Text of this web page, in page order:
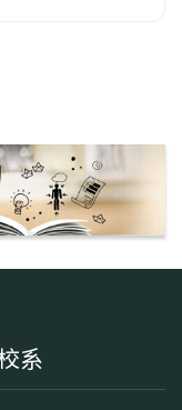
系